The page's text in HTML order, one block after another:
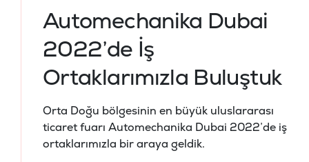
Automechanika Dubai
2022’de İş
Ortaklarımızla Buluştuk
Orta Doğu bölgesinin en büyük uluslararası
ticaret fuarı Automechanika Dubai 2022’de iş
ortaklarımızla bir araya geldik.